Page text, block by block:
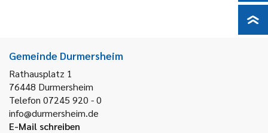
Gemeinde Durmersheim
Rathausplatz 1
76448 Durmersheim
Telefon 07245 920 - 0
info@durmersheim.de
E-Mail schreiben